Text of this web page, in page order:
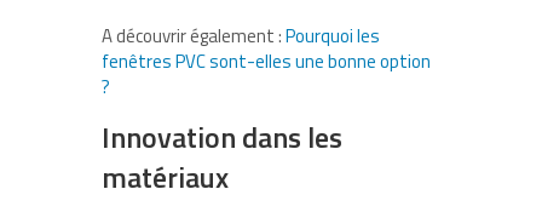
A découvrir également :Pourquoi les
fenêtres PVC sont-elles une bonne option
?
Innovation dans les
matériaux